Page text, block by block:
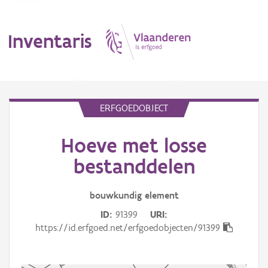
Inventaris
Aanduidingsobject
ERFGOEDOBJECT
Hoeve met losse
bestanddelen
bouwkundig element
ID 91399
URI
https://id.erfgoed.net/erfgoedobjecten/91399